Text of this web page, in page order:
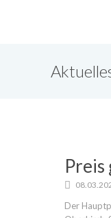
Preis
Der